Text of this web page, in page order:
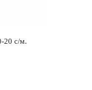
20 с/м.